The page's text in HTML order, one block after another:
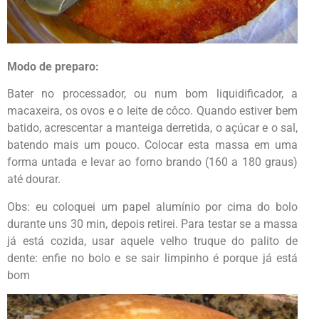
Modo de preparo:
Bater no processador, ou num bom liquidificador, a
macaxeira, os ovos e o leite de côco. Quando estiver bem
batido, acrescentar a manteiga derretida, o açúcar e o sal,
batendo mais um pouco. Colocar esta massa em uma
forma untada e levar ao forno brando (160 a 180 graus)
até dourar.
Obs: eu coloquei um papel alumínio por cima do bolo
durante uns 30 min, depois retirei. Para testar se a massa
já está cozida, usar aquele velho truque do palito de
dente: enfie no bolo e se sair limpinho é porque já está
bom